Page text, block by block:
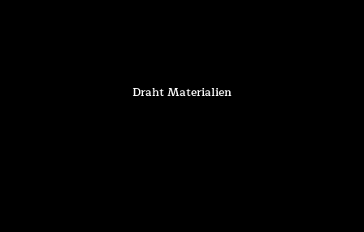
Draht Materialien